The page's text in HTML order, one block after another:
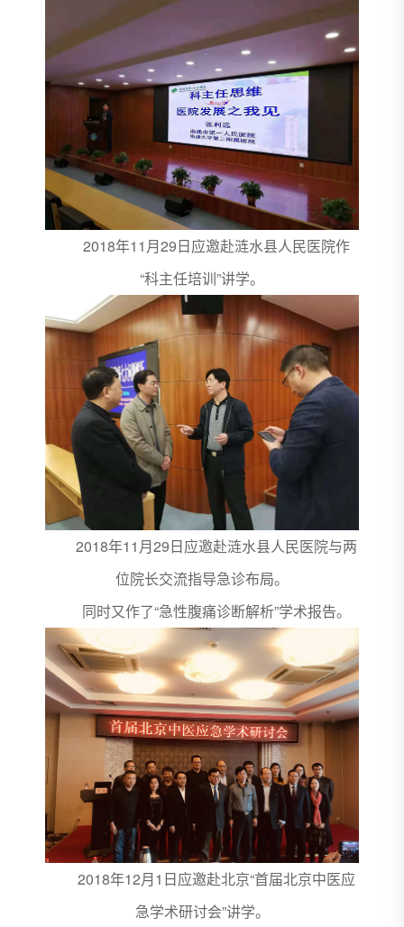
2018年11月29日应邀赴涟水县人民医院作
“科主任培训”讲学。
2018年11月29日应邀赴涟水县人民医院与两
位院长交流指导急诊布局。
同时又作了“急性腹痛诊断解析”学术报告。
2018年12月1日应邀赴北京“首届北京中医应
急学术研讨会”讲学。